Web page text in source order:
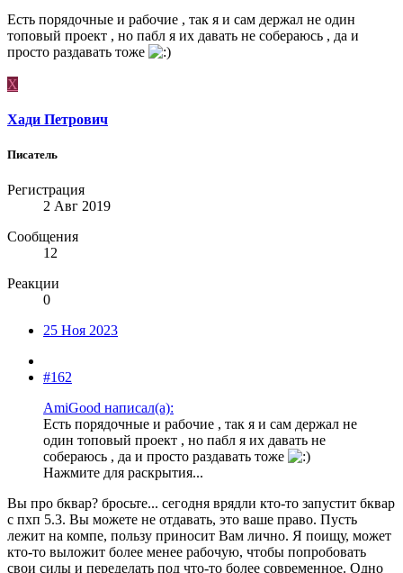
Есть порядочные и рабочие , так я и сам держал не один
топовый проект , но пабл я их давать не собераюсь , да и
просто раздавать тоже
Х
Хади Петрович
Писатель
Регистрация
2 Авг 2019
Сообщения
12
Реакции
0
25 Ноя 2023
#162
AmiGood написал(а):
Есть порядочные и рабочие , так я и сам держал не
один топовый проект , но пабл я их давать не
собераюсь , да и просто раздавать тоже
Нажмите для раскрытия...
Вы про бквар? бросьте... сегодня врядли кто-то запустит бквар
с пхп 5.3. Вы можете не отдавать, это ваше право. Пусть
лежит на компе, пользу приносит Вам лично. Я поищу, может
кто-то выложит более менее рабочую, чтобы попробовать
свои силы и переделать под что-то более современное. Одно